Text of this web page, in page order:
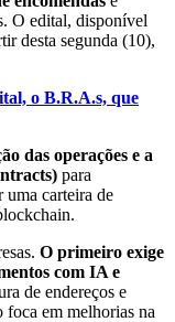
O edital, disponível
desta segunda (10),
o B.R.A.s, que
das operações e a
para
uma carteira de
O primeiro exige
com IA e
de endereços e
foca em melhorias na